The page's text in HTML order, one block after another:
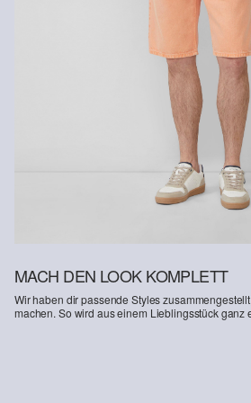
Supporting Better Cotton: Wenn Du dich
Baumwollprodukte entscheidest,
in die Mission von Better Cotton,
fortzubestehen und zu gedeihen; und
schützen und wiederherzustellen. Better
landwirtschaftliche Gemeinschaften in
wirtschaftlicher Hinsicht, indem Landwirt:
Anbaumethoden geschult werden. Dieses
System der Massenbilanz erzeugt und
möglicherweise kein Better Cotton. Mehr
MACH DEN LOOK KOMPLETT
Wir haben dir passende Styles
machen. So wird aus einem Lieblingsstück ganz